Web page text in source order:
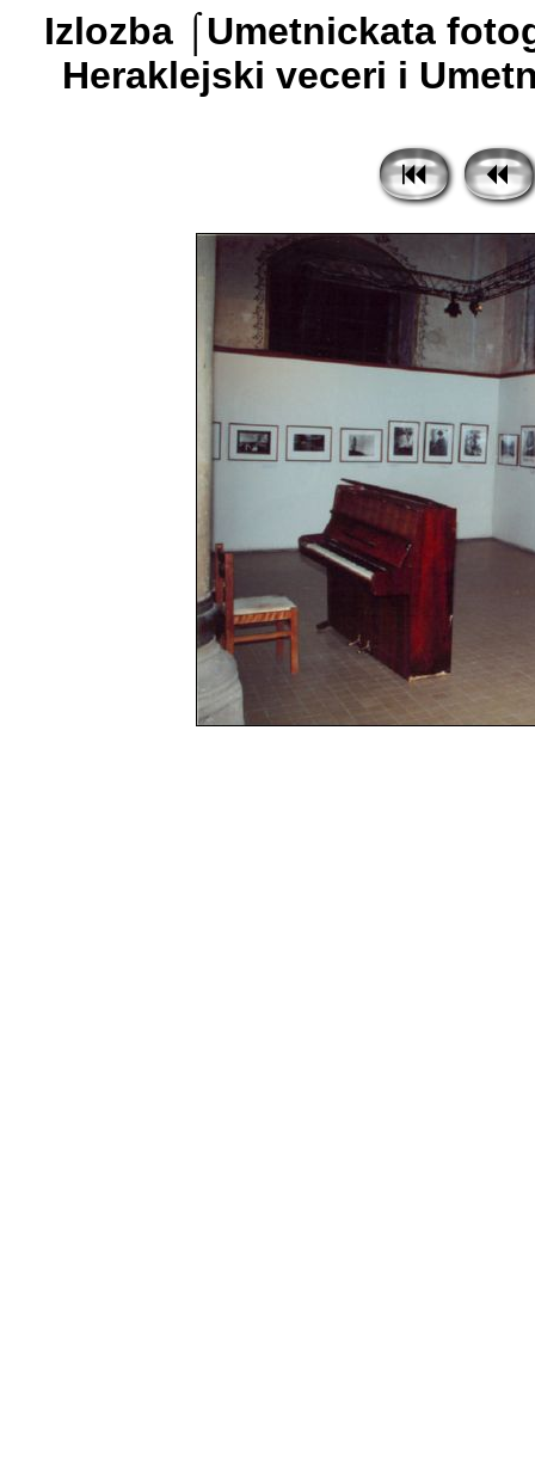
Izlozba ⌠Umetnickata
Heraklejski veceri i